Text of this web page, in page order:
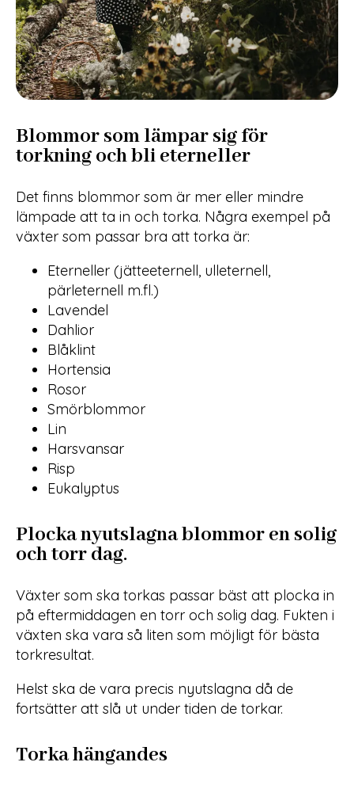
Blommor som lämpar sig för
torkning och bli eterneller
Det finns blommor som är mer eller mindre
lämpade att ta in och torka. Några exempel på
växter som passar bra att torka är:
Eterneller (jätteeternell, ulleternell,
pärleternell m.fl.)
Lavendel
Dahlior
Blåklint
Hortensia
Rosor
Smörblommor
Lin
Harsvansar
Risp
Eukalyptus
Plocka nyutslagna blommor en solig
och torr dag.
Växter som ska torkas passar bäst att plocka in
på eftermiddagen en torr och solig dag. Fukten i
växten ska vara så liten som möjligt för bästa
torkresultat.
Helst ska de vara precis nyutslagna då de
fortsätter att slå ut under tiden de torkar.
Torka hängandes